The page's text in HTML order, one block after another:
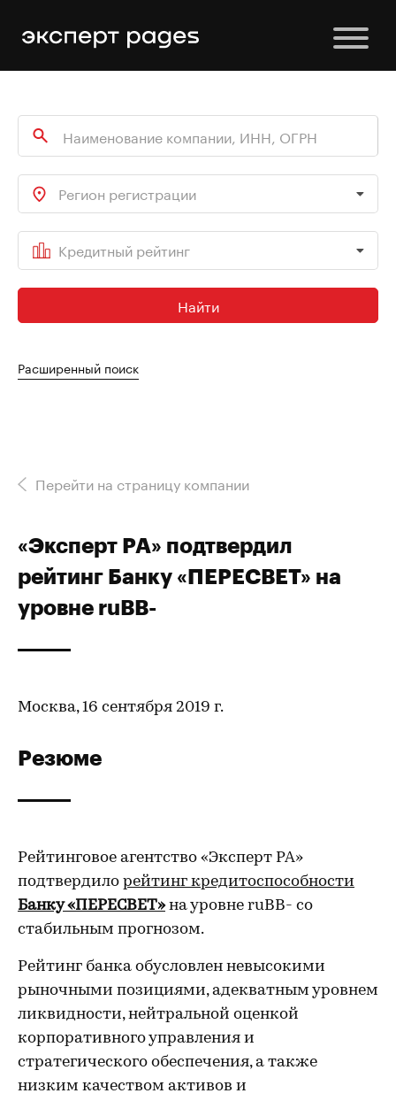
Регион регистрации
Кредитный рейтинг
Найти
Расширенный поиск
Перейти на страницу компании
«Эксперт РА» подтвердил
рейтинг Банку «ПЕРЕСВЕТ» на
уровне ruВВ-
Москва, 16 сентября 2019 г.
Резюме
Рейтинговое агентство «Эксперт РА»
подтвердило рейтинг кредитоспособности
Банку «ПЕРЕСВЕТ»на уровне ruВВ- со
стабильным прогнозом.
Рейтинг банка обусловлен невысокими
рыночными позициями, адекватным уровнем
ликвидности, нейтральной оценкой
корпоративного управления и
стратегического обеспечения, а также
низким качеством активов и